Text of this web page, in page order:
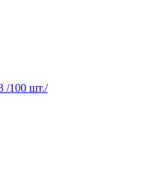
/100 шт./